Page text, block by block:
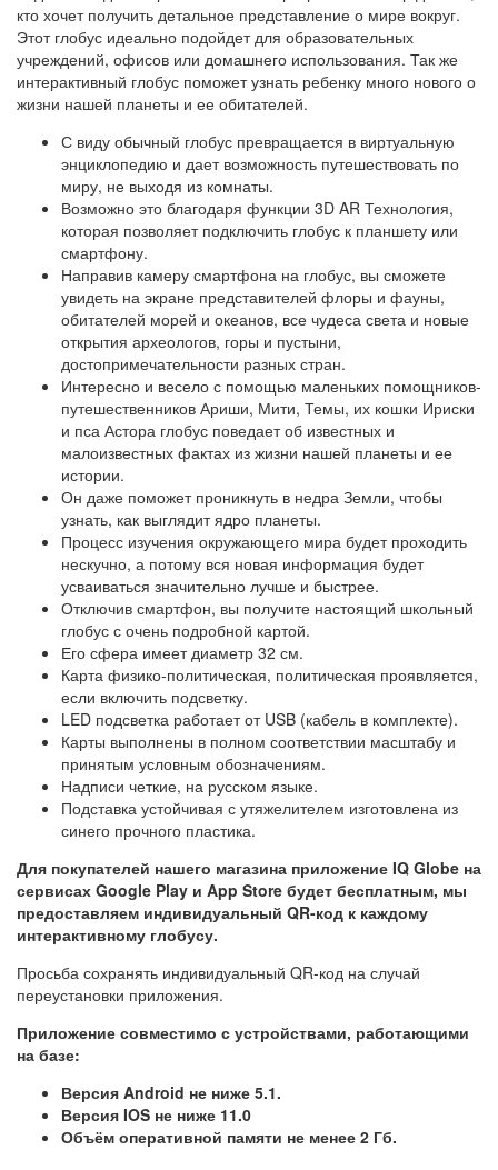
кто хочет получить детальное представление о мире вокруг.
Этот глобус идеально подойдет для образовательных
учреждений, офисов или домашнего использования. Так же
интерактивный глобус поможет узнать ребенку много нового о
жизни нашей планеты и ее обитателей.
С виду обычный глобус превращается в виртуальную
энциклопедию и дает возможность путешествовать по
миру, не выходя из комнаты.
Возможно это благодаря функции 3D AR Технология,
которая позволяет подключить глобус к планшету или
смартфону.
Направив камеру смартфона на глобус, вы сможете
увидеть на экране представителей флоры и фауны,
обитателей морей и океанов, все чудеса света и новые
открытия археологов, горы и пустыни,
достопримечательности разных стран.
Интересно и весело с помощью маленьких помощников-
путешественников Ариши, Мити, Темы, их кошки Ириски
и пса Астора глобус поведает об известных и
малоизвестных фактах из жизни нашей планеты и ее
истории.
Он даже поможет проникнуть в недра Земли, чтобы
узнать, как выглядит ядро планеты.
Процесс изучения окружающего мира будет проходить
нескучно, а потому вся новая информация будет
усваиваться значительно лучше и быстрее.
Отключив смартфон, вы получите настоящий школьный
глобус с очень подробной картой.
Его сфера имеет диаметр 32 см.
Карта физико-политическая, политическая проявляется,
если включить подсветку.
LED подсветка работает от USB (кабель в комплекте).
Карты выполнены в полном соответствии масштабу и
принятым условным обозначениям.
Надписи четкие, на русском языке.
Подставка устойчивая с утяжелителем изготовлена из
синего прочного пластика.
Для покупателей нашего магазина приложение IQ Globe на
сервисах Google Play и App Store будет бесплатным, мы
предоставляем индивидуальный QR-код к каждому
интерактивному глобусу.
Просьба сохранять индивидуальный QR-код на случай
переустановки приложения.
Приложение совместимо с устройствами, работающими
на базе:
Версия Android не ниже 5.1.
Версия IOS не ниже 11.0
Объём оперативной памяти не менее 2 Гб.